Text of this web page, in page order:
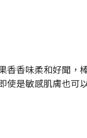
香香味柔和好聞，
使是敏感肌膚也可